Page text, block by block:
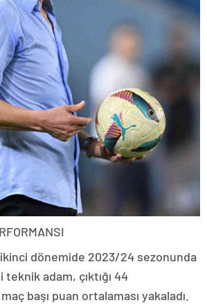
ikinci dönemide 2023/24 sezonunda
adam, çıktığı 44
başı puan ortalaması yakaladı.